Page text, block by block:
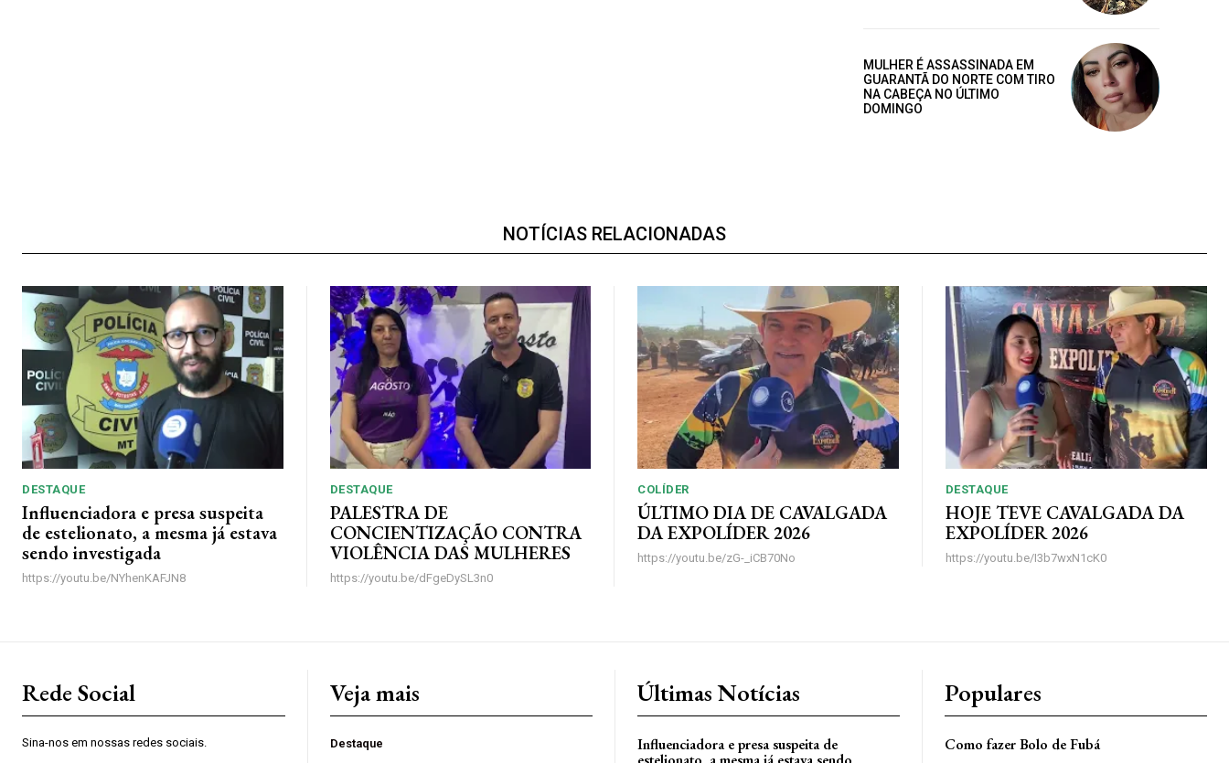
MULHER É ASSASSINADA EM
GUARANTÃ DO NORTE COM TIRO
NA CABEÇA NO ÚLTIMO
DOMINGO
NOTÍCIAS RELACIONADAS
DESTAQUE
Influenciadora e presa suspeita
de estelionato, a mesma já estava
sendo investigada
https://youtu.be/NYhenKAFJN8
DESTAQUE
PALESTRA DE
CONCIENTIZAÇÃO CONTRA
VIOLÊNCIA DAS MULHERES
https://youtu.be/dFgeDySL3n0
COLÍDER
ÚLTIMO DIA DE CAVALGADA
DA EXPOLÍDER 2026
https://youtu.be/zG-_iCB70No
DESTAQUE
HOJE TEVE CAVALGADA DA
EXPOLÍDER 2026
https://youtu.be/I3b7wxN1cK0
Rede Social
Sina-nos em nossas redes sociais.
Veja mais
Destaque
Últimas Notícias
Influenciadora e presa suspeita de
Populares
Como fazer Bolo de Fubá